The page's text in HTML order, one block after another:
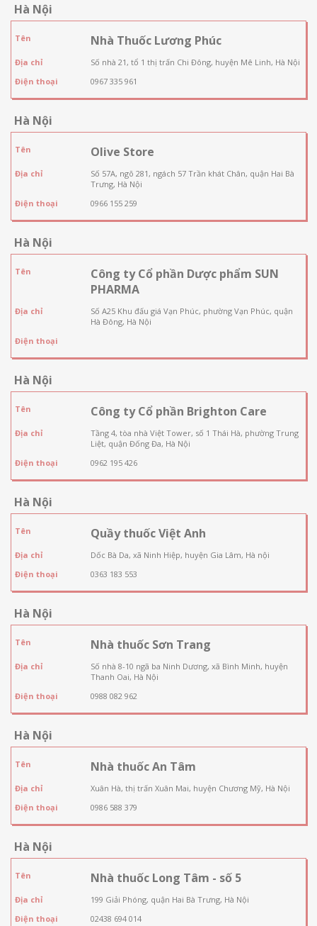
Hà Nội
Tên Nhà Thuốc Lương Phúc
Địa chỉ
Số nhà 21, tổ 1 thị trấn Chi Đông, huyện Mê Linh, Hà Nội
Điện thoại
0967 335 961
Hà Nội
Tên Olive Store
Địa chỉ
Số 57A, ngõ 281, ngách 57 Trần khát Chân, quận Hai Bà
Trưng, Hà Nội
Điện thoại
0966 155 259
Hà Nội
Tên
Công ty Cổ phần Dược phẩm SUN
PHARMA
Địa chỉ
Số A25 Khu đấu giá Vạn Phúc, phường Vạn Phúc, quận
Hà Đông, Hà Nội
Điện thoại
Hà Nội
Tên Công ty Cổ phần Brighton Care
Địa chỉ
Tầng 4, tòa nhà Việt Tower, số 1 Thái Hà, phường Trung
Liệt, quận Đống Đa, Hà Nội
Điện thoại
0962 195 426
Hà Nội
Tên Quầy thuốc Việt Anh
Địa chỉ
Dốc Bà Da, xã Ninh Hiệp, huyện Gia Lâm, Hà nội
Điện thoại
0363 183 553
Hà Nội
Tên Nhà thuốc Sơn Trang
Địa chỉ
Số nhà 8-10 ngã ba Ninh Dương, xã Bình Minh, huyện
Thanh Oai, Hà Nội
Điện thoại
0988 082 962
Hà Nội
Tên Nhà thuốc An Tâm
Địa chỉ
Xuân Hà, thị trấn Xuân Mai, huyện Chương Mỹ, Hà Nội
Điện thoại
0986 588 379
Hà Nội
Tên Nhà thuốc Long Tâm - số 5
Địa chỉ
199 Giải Phóng, quận Hai Bà Trưng, Hà Nội
Điện thoại
02438 694 014